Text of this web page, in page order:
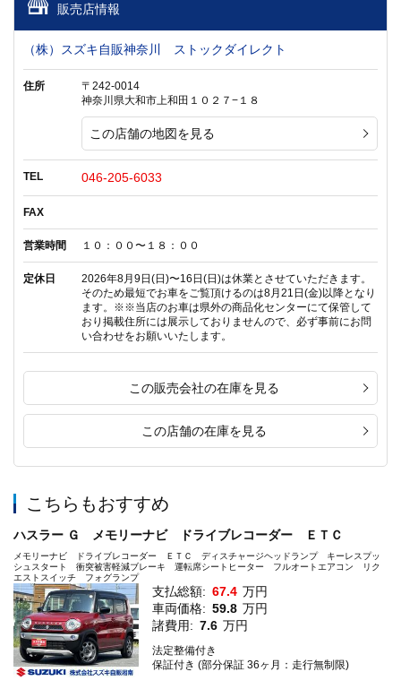
販売店情報
（株）スズキ自販神奈川 ストックダイレクト
住所
〒242-0014
神奈川県大和市上和田１０２７−１８
この店舗の地図を見る
TEL 046-205-6033
FAX
営業時間 １０：００〜１８：００
定休日
2026年8月9日(日)〜16日(日)は休業とさせていただきます。
そのため最短でお車をご覧頂けるのは8月21日(金)以降となり
ます。※※当店のお車は県外の商品化センターにて保管して
おり掲載住所には展示しておりませんので、必ず事前にお問
い合わせをお願いいたします。
この販売会社の在庫を見る
この店舗の在庫を見る
こちらもおすすめ
ハスラー Ｇ メモリーナビ ドライブレコーダー ＥＴＣ
メモリーナビ ドライブレコーダー ＥＴＣ ディスチャージヘッドランプ キーレスプッ
シュスタート 衝突被害軽減ブレーキ 運転席シートヒーター フルオートエアコン リク
エストスイッチ フォグランプ
支払総額: 67.4 万円
車両価格: 59.8 万円
諸費用: 7.6 万円
法定整備付き
保証付き (部分保証 36ヶ月：走行無制限)